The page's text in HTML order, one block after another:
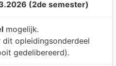
(2de semester)
mogelijk.
dit opleidingsonderdeel
gedelibereerd).